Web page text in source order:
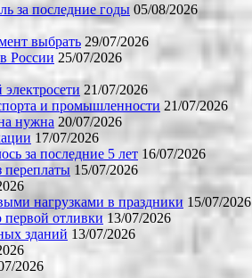
за последние годы 05/08/2026
выбрать 29/07/2026
России 25/07/2026
21/07/2026
и промышленности 21/07/2026
нужна 20/07/2026
17/07/2026
за последние 5 лет 16/07/2026
переплаты 15/07/2026
нагрузками в праздники 15/07/2026
первой отливки 13/07/2026
зданий 13/07/2026
2026